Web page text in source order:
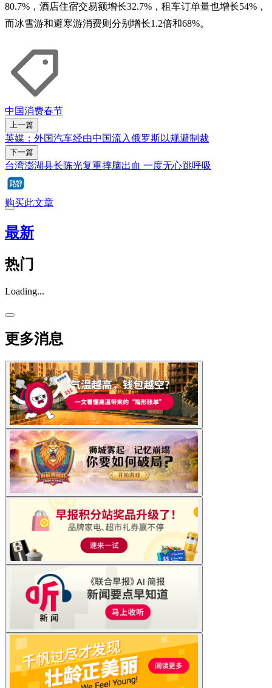
80.7%，酒店住宿交易额增长32.7%，租车订单量也增长54%，
而冰雪游和避寒游消费则分别增长1.2倍和68%。
中国消费春节
上一篇
英媒：外国汽车经由中国流入俄罗斯以规避制裁
下一篇
台湾澎湖县长陈光复重摔脑出血 一度无心跳呼吸
购买此文章
最新
热门
Loading...
更多消息